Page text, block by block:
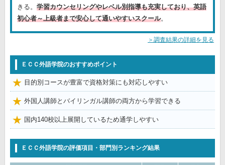
きる。 学習カウンセリングやレベル別指導も充実しており、英語
初心者～上級者まで安心して通いやすいスクール。
＞調査結果の詳細を見る
ＥＣＣ外語学院のおすすめポイント
目的別コースが豊富で資格対策にも対応しやすい
外国人講師とバイリンガル講師の両方から学習できる
国内140校以上展開しているため通学しやすい
ＥＣＣ外語学院の評価項目・部門別ランキング結果